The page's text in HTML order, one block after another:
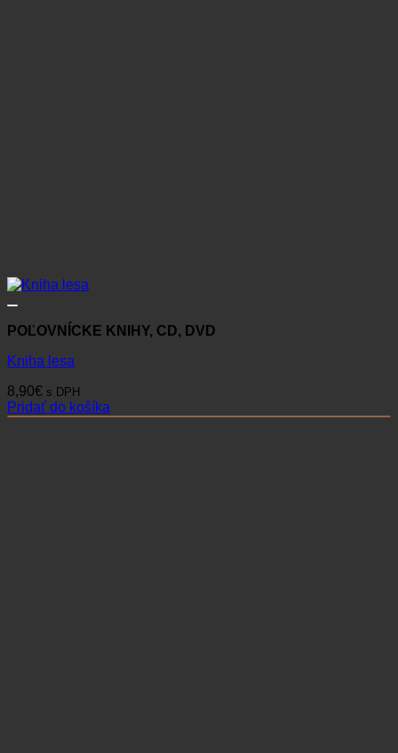
POĽOVNÍCKE KNIHY, CD, DVD
Kniha lesa
8,90€ s DPH
Pridať do košíka